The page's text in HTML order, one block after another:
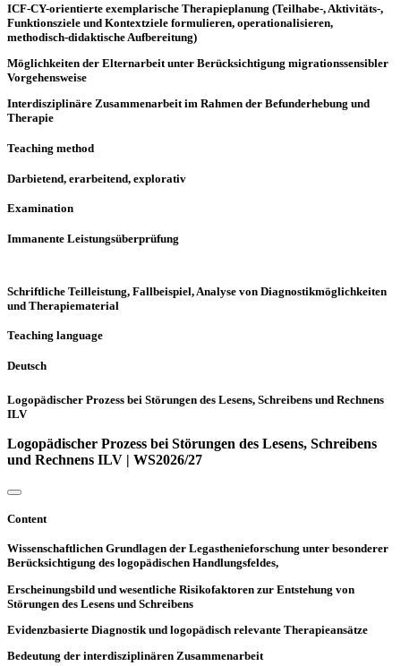
ICF-CY-orientierte exemplarische Therapieplanung (Teilhabe-, Aktivitäts-,
Funktionsziele und Kontextziele formulieren, operationalisieren,
methodisch-didaktische Aufbereitung)
Möglichkeiten der Elternarbeit unter Berücksichtigung migrationssensibler
Vorgehensweise
Interdisziplinäre Zusammenarbeit im Rahmen der Befunderhebung und
Therapie
Teaching method
Darbietend, erarbeitend, explorativ
Examination
Immanente Leistungsüberprüfung
Schriftliche Teilleistung, Fallbeispiel, Analyse von Diagnostikmöglichkeiten
und Therapiematerial
Teaching language
Deutsch
Logopädischer Prozess bei Störungen des Lesens, Schreibens und Rechnens
ILV
Logopädischer Prozess bei Störungen des Lesens, Schreibens
und Rechnens ILV | WS2026/27
Content
Wissenschaftlichen Grundlagen der Legasthenieforschung unter besonderer
Berücksichtigung des logopädischen Handlungsfeldes,
Erscheinungsbild und wesentliche Risikofaktoren zur Entstehung von
Störungen des Lesens und Schreibens
Evidenzbasierte Diagnostik und logopädisch relevante Therapieansätze
Bedeutung der interdisziplinären Zusammenarbeit